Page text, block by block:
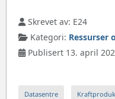
Skrevet av: E24
Kategori: Ressurser
Publisert 13. april
Datasentre